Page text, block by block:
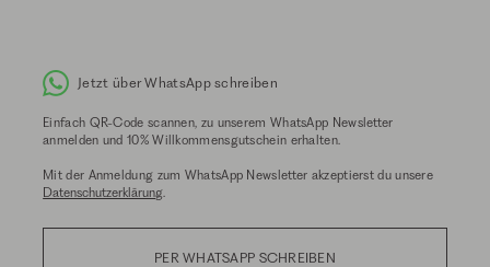
Jetzt über WhatsApp schreiben
Einfach QR-Code scannen, zu unserem WhatsApp Newsletter
anmelden und 10% Willkommensgutschein erhalten.
Mit der Anmeldung zum WhatsApp Newsletter akzeptierst du unsere
Datenschutzerklärung
PER WHATSAPP SCHREIBEN